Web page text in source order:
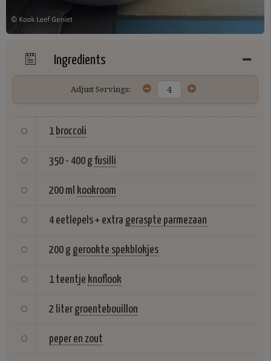
Ingredients
Adjust Servings:
1broccoli
350 - 400 g fusilli
200 ml kookroom
4 eetlepels + extra geraspte parmezaan
200 g gerookte spekblokjes
1 teentje knoflook
2 liter groentebouillon
peper en zout